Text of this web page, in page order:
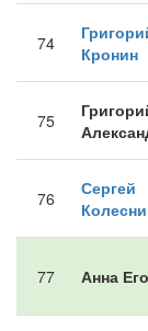
74
Кронин
75
76
Сергей
77 Анна